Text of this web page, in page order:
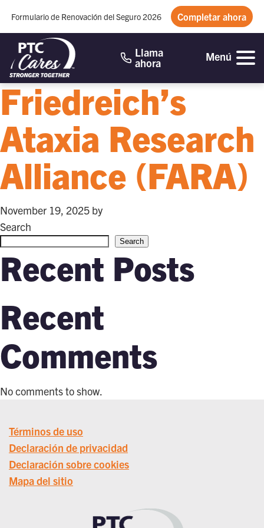
Formulario de Renovación del Seguro 2026 Completar ahora
Llama
ahora Menú
Friedreich’s
Ataxia Research
Alliance (FARA)
November 19, 2025 by
Search
Search
Recent Posts
Recent
Comments
No comments to show.
Términos de uso
Declaración de privacidad
Declaración sobre cookies
Mapa del sitio